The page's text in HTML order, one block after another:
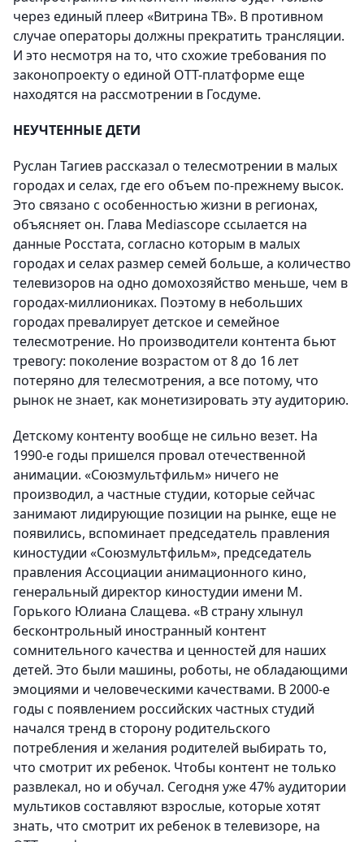
через единый плеер «Витрина ТВ». В противном
случае операторы должны прекратить трансляции.
И это несмотря на то, что схожие требования по
законопроекту о единой ОТТ-платформе еще
находятся на рассмотрении в Госдуме.
НЕУЧТЕННЫЕ ДЕТИ
Руслан Тагиев рассказал о телесмотрении в малых
городах и селах, где его объем по-прежнему высок.
Это связано с особенностью жизни в регионах,
объясняет он. Глава Mediascope ссылается на
данные Росстата, согласно которым в малых
городах и селах размер семей больше, а количество
телевизоров на одно домохозяйство меньше, чем в
городах-миллиониках. Поэтому в небольших
городах превалирует детское и семейное
телесмотрение. Но производители контента бьют
тревогу: поколение возрастом от 8 до 16 лет
потеряно для телесмотрения, а все потому, что
рынок не знает, как монетизировать эту аудиторию.
Детскому контенту вообще не сильно везет. На
1990-е годы пришелся провал отечественной
анимации. «Союзмультфильм» ничего не
производил, а частные студии, которые сейчас
занимают лидирующие позиции на рынке, еще не
появились, вспоминает председатель правления
киностудии «Союзмультфильм», председатель
правления Ассоциации анимационного кино,
генеральный директор киностудии имени М.
Горького Юлиана Слащева. «В страну хлынул
бесконтрольный иностранный контент
сомнительного качества и ценностей для наших
детей. Это были машины, роботы, не обладающими
эмоциями и человеческими качествами. В 2000-е
годы с появлением российских частных студий
начался тренд в сторону родительского
потребления и желания родителей выбирать то,
что смотрит их ребенок. Чтобы контент не только
развлекал, но и обучал. Сегодня уже 47% аудитории
мультиков составляют взрослые, которые хотят
знать, что смотрит их ребенок в телевизоре, на